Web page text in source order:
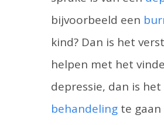
bijvoorbeeld een
kind? Dan is het
helpen met het
depressie, dan is
behandeling te